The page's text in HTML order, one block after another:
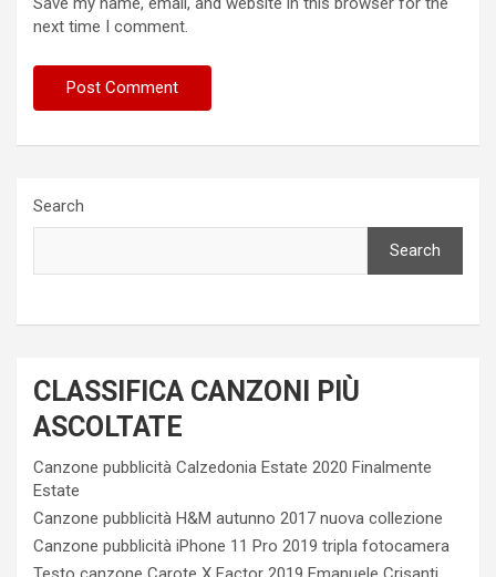
next time I comment.
Search
Search
CLASSIFICA CANZONI PIÙ
ASCOLTATE
Canzone pubblicità Calzedonia Estate 2020 Finalmente
Estate
Canzone pubblicità H&M autunno 2017 nuova collezione
Canzone pubblicità iPhone 11 Pro 2019 tripla fotocamera